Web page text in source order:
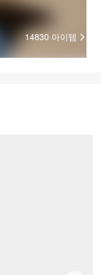
14830 아이템